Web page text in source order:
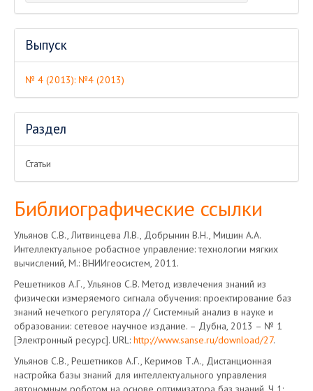
Выпуск
№ 4 (2013): №4 (2013)
Раздел
Статьи
Библиографические ссылки
Ульянов С.В., Литвинцева Л.В., Добрынин В.Н., Мишин А.А.
Интеллектуальное робастное управление: технологии мягких
вычислений, М.: ВНИИгеосистем, 2011.
Решетников А.Г., Ульянов С.В. Метод извлечения знаний из
физически измеряемого сигнала обучения: проектирование баз
знаний нечеткого регулятора // Системный анализ в науке и
образовании: сетевое научное издание. – Дубна, 2013 – № 1
[Электронный ресурс]. URL: http://www.sanse.ru/download/27.
Ульянов С.В., Решетников А.Г., Керимов Т.А., Дистанционная
настройка базы знаний для интеллектуального управления